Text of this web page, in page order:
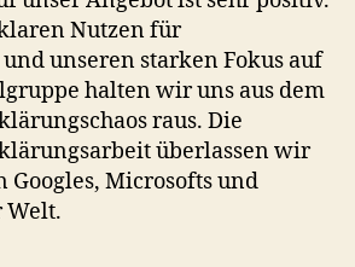
Nutzen für
unseren starken Fokus auf
halten wir uns aus dem
raus. Die
überlassen wir
Googles, Microsofts und
Welt.